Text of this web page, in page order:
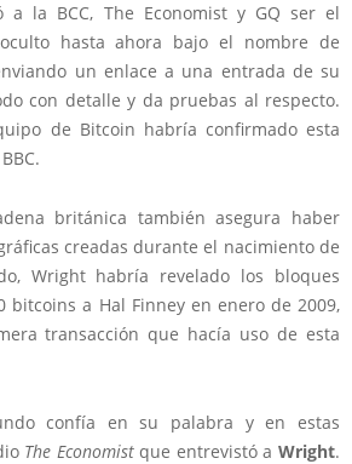
a la BCC, The Economist y GQ serel
hasta ahora bajo el nombre de
un enlace a una entrada de su
con detalle y da pruebas al respecto.
de Bitcoin habría confirmado esta
británica también asegura haber
creadas durante el nacimiento de
Wright habría revelado los bloques
bitcoins a Hal Finney en enero de 2009,
transacción que hacía uso de esta
confía en su palabra y en estas
The Economistque entrevistó aWright.